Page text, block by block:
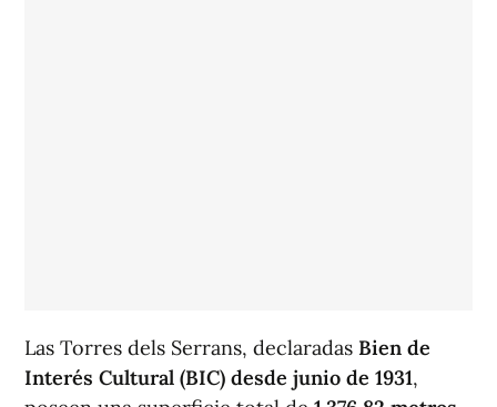
Las Torres dels Serrans, declaradas Bien de
Interés Cultural (BIC) desde junio de 1931,